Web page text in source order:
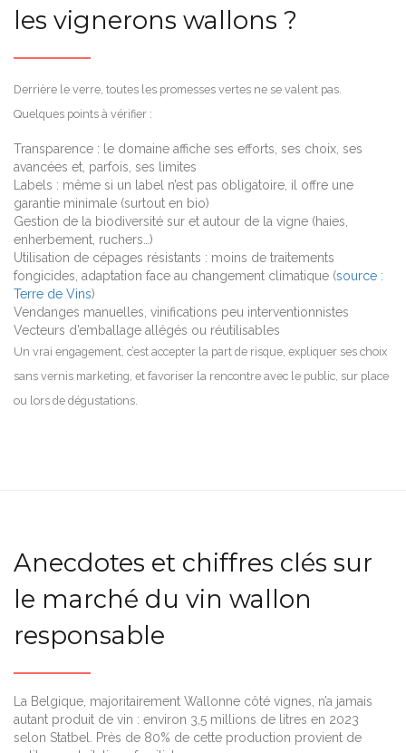
les vignerons wallons ?
Derrière le verre, toutes les promesses vertes ne se valent pas.
Quelques points à vérifier :
Transparence : le domaine affiche ses efforts, ses choix, ses
avancées et, parfois, ses limites
Labels : même si un label n’est pas obligatoire, il offre une
garantie minimale (surtout en bio)
Gestion de la biodiversité sur et autour de la vigne (haies,
enherbement, ruchers…)
Utilisation de cépages résistants : moins de traitements
fongicides, adaptation face au changement climatique (source :
Terre de Vins)
Vendanges manuelles, vinifications peu interventionnistes
Vecteurs d’emballage allégés ou réutilisables
Un vrai engagement, c’est accepter la part de risque, expliquer ses choix
sans vernis marketing, et favoriser la rencontre avec le public, sur place
ou lors de dégustations.
Anecdotes et chiffres clés sur
le marché du vin wallon
responsable
La Belgique, majoritairement Wallonne côté vignes, n’a jamais
autant produit de vin : environ 3,5 millions de litres en 2023
selon Statbel. Près de 80% de cette production provient de